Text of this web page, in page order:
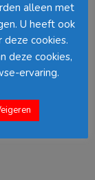
eenvoudig te
niet gebruikt.
een moderne,
van
kruiden of
alleen met
U heeft ook
cookies.
deze cookies,
ervaring.